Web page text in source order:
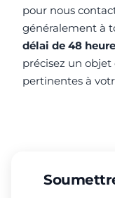
pour nous
généralement à
délai de 48
précisez un
pertinentes à